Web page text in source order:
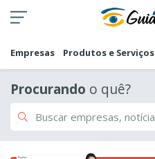
Empresas Produtos e Serviços
Procurando o quê?